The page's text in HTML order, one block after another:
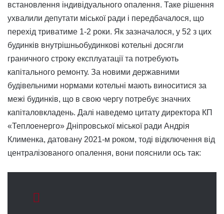
встановлення індивідуального опалення. Таке рішення
ухвалили депутати міської ради і передбачалося, що
перехід триватиме 1-2 роки. Як зазначалося, у 52 з цих
будинків внутрішньобудинкові котельні досягли
граничного строку експлуатації та потребують
капітального ремонту. За новими державними
будівельними нормами котельні мають виноситися за
межі будинків, що в свою чергу потребує значних
капіталовкладень. Далі наведемо цитату директора КП
«Теплоенерго» Дніпровської міської ради Андрія
Клименка, датовану 2021-м роком, тоді відключення від
централізованого опалення, вони пояснили ось так: